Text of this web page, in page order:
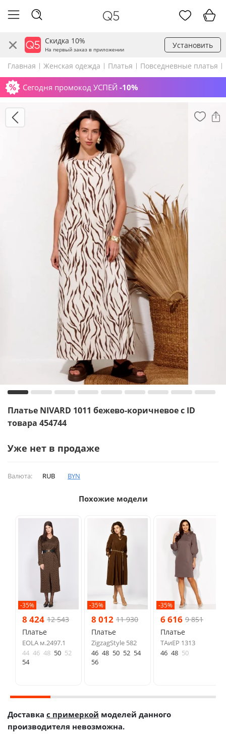
Скидка 10%
На первый заказ в приложении Установить
Главная Женская одежда Платья Повседневные платья
Сегодня промокод УСПЕЙ -10%
Платье NIVARD 1011 бежево-коричневое с ID
товара 454744
Уже нет в продаже
Валюта: RUB BYN
Похожие модели
-35%
8 424 12 543
Платье
EOLA м.2497.1
44 46 48 50 52
54
-35%
8 012 11 930
Платье
ZigzagStyle 582
46 48 50 52 54
56
-35%
6 616 9 851
Платье
ТAиЕР 1313
46 48 50
Доставка с примеркой моделей данного
производителя невозможна.